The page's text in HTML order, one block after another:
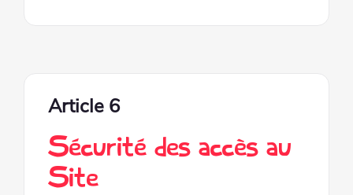
Article 6
Sécurité des accès au
Site